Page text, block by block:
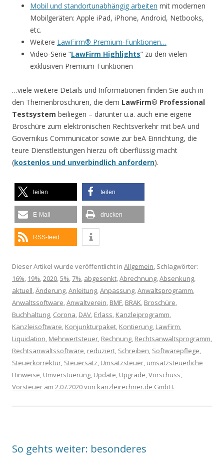
Mobil und standortunabhängig arbeiten mit modernen
Mobilgeräten: Apple iPad, iPhone, Android, Netbooks,
etc.
Weitere LawFirm® Premium-Funktionen…
Video-Serie “LawFirm Highlights” zu den vielen
exklusiven Premium-Funktionen
…viele weitere Details und Informationen finden Sie auch in
den Themenbroschüren, die dem LawFirm® Professional
Testsystem beiliegen – darunter u.a. auch eine eigene
Broschüre zum elektronischen Rechtsverkehr mit beA und
Governikus Communicator sowie zur beA Einrichtung, die
teure Dienstleistungen hierzu oft überflüssig macht
(kostenlos und unverbindlich anfordern).
teilen teilen
E-Mail drucken
RSS-feed
Dieser Artikel wurde veröffentlicht in Allgemein, Schlagwörter:
16%, 19%,2020,5%, 7%, abgesenkt,Abrechnung,Absenkung,
aktuell,Änderung,Anleitung,Anpassung,Anwaltsprogramm,
Anwaltssoftware,Anwaltverein, BMF, BRAK, Broschüre,
Buchhaltung, Corona, DAV, Erlass, Kanzleiprogramm,
Kanzleisoftware, Konjunkturpaket, Kontierung, LawFirm,
Liquidation, Mehrwertsteuer, Rechnung, Rechtsanwaltsprogramm,
Rechtsanwaltssoftware, reduziert, Schreiben, Softwarepflege,
Steuerkorrektur, Steuersatz, Umsatzsteuer, umsatzsteuerliche
Hinweise, Umverstuerung, Update, Upgrade,Vorschuss,
Vorsteuer am 2.07.2020von kanzleirechner.de GmbH.
So gehts weiter: besonderes